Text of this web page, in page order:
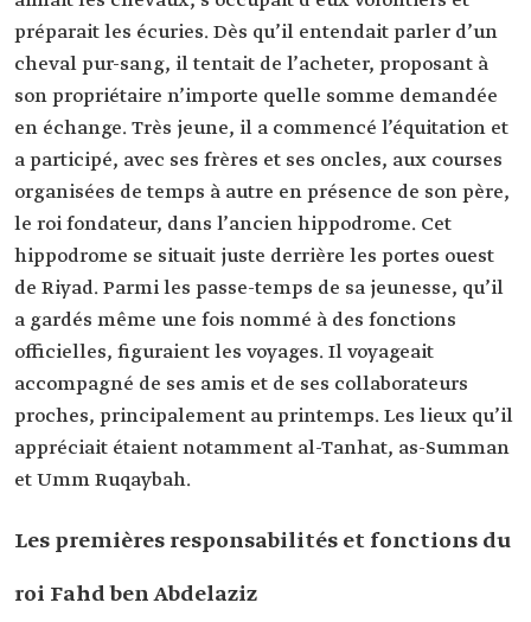
préparait les écuries. Dès qu’il entendait parler d’un
cheval pur-sang, il tentait de l’acheter, proposant à
son propriétaire n’importe quelle somme demandée
en échange. Très jeune, il a commencé l’équitation et
a participé, avec ses frères et ses oncles, aux courses
organisées de temps à autre en présence de son père,
le roi fondateur, dans l’ancien hippodrome. Cet
hippodrome se situait juste derrière les portes ouest
de Riyad. Parmi les passe-temps de sa jeunesse, qu’il
a gardés même une fois nommé à des fonctions
officielles, figuraient les voyages. Il voyageait
accompagné de ses amis et de ses collaborateurs
proches, principalement au printemps. Les lieux qu’il
appréciait étaient notamment al-Tanhat, as-Summan
et Umm Ruqaybah.
Les premières responsabilités et fonctions du
roi Fahd ben Abdelaziz